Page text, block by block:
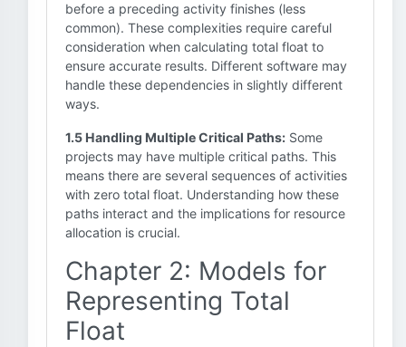
before a preceding activity finishes (less
common). These complexities require careful
consideration when calculating total float to
ensure accurate results. Different software may
handle these dependencies in slightly different
ways.
1.5 Handling Multiple Critical Paths: Some
projects may have multiple critical paths. This
means there are several sequences of activities
with zero total float. Understanding how these
paths interact and the implications for resource
allocation is crucial.
Chapter 2: Models for
Representing Total
Float